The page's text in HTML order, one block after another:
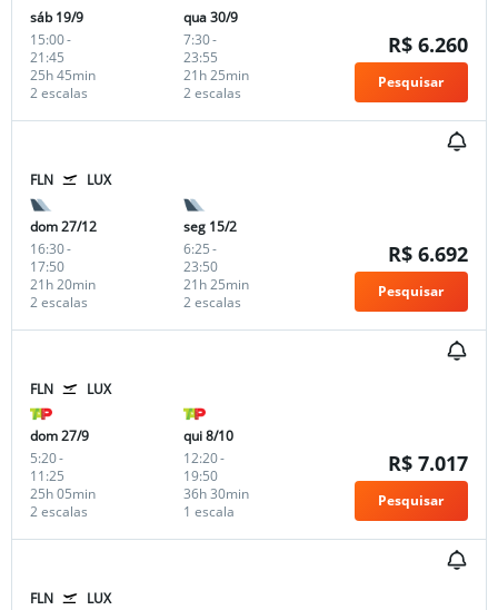
sáb 19/9
15:00-
21:45
2 escalas
25h 45min
qua 30/9
7:30-
23:55
2 escalas
21h 25min
R$ 6.260
Pesquisar
FLN LUX
dom 27/12
16:30-
17:50
2 escalas
21h 20min
seg 15/2
6:25-
23:50
2 escalas
21h 25min
R$ 6.692
Pesquisar
FLN LUX
dom 27/9
5:20-
11:25
2 escalas
25h 05min
qui 8/10
12:20-
19:50
1 escala
36h 30min
R$ 7.017
Pesquisar
FLN LUX